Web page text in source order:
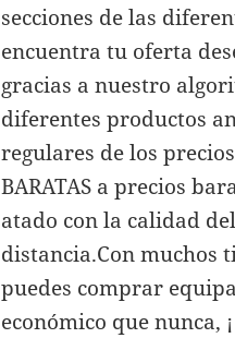
secciones de las
encuentra tu oferta
gracias a nuestro
diferentes productos
regulares de los
BARATAS a precios
atado con la calidad
distancia.Con muchos
puedes comprar
económico que nunca,